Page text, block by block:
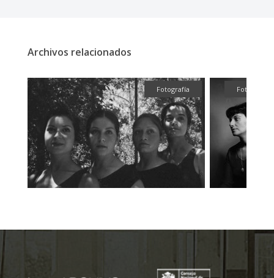
Archivos relacionados
Fotografía Fotografía